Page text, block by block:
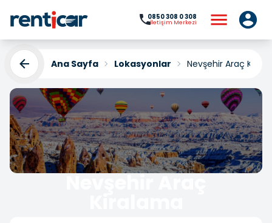
0850 308 0 308
İletişim Merkezi
Ana Sayfa Lokasyonlar Nevşehir Araç
Nevşehir Araç